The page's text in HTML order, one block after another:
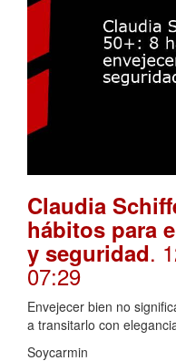
Claudia
hábitos para
y seguridad.
07:29
Envejecer bien no
a transitarlo con
Soycarmin